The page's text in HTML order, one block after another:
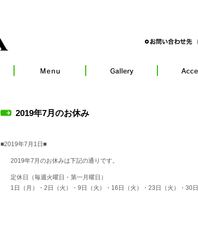
2019年7月のお休み
■2019年7月1日■
2019年7月のお休みは下記の通りです。
定休日（毎週火曜日・第一月曜日）
1日（月）・2日（火）・9日（火）・16日（火）・23日（火）・30